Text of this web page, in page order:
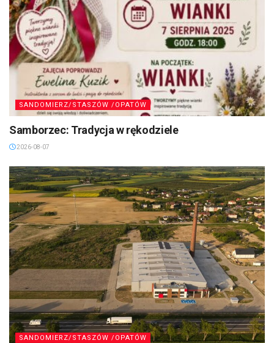
SANDOMIERZ/STASZÓW /OPATÓW
Samborzec: Tradycja w rękodziele
2026-08-07
SANDOMIERZ/STASZÓW /OPATÓW